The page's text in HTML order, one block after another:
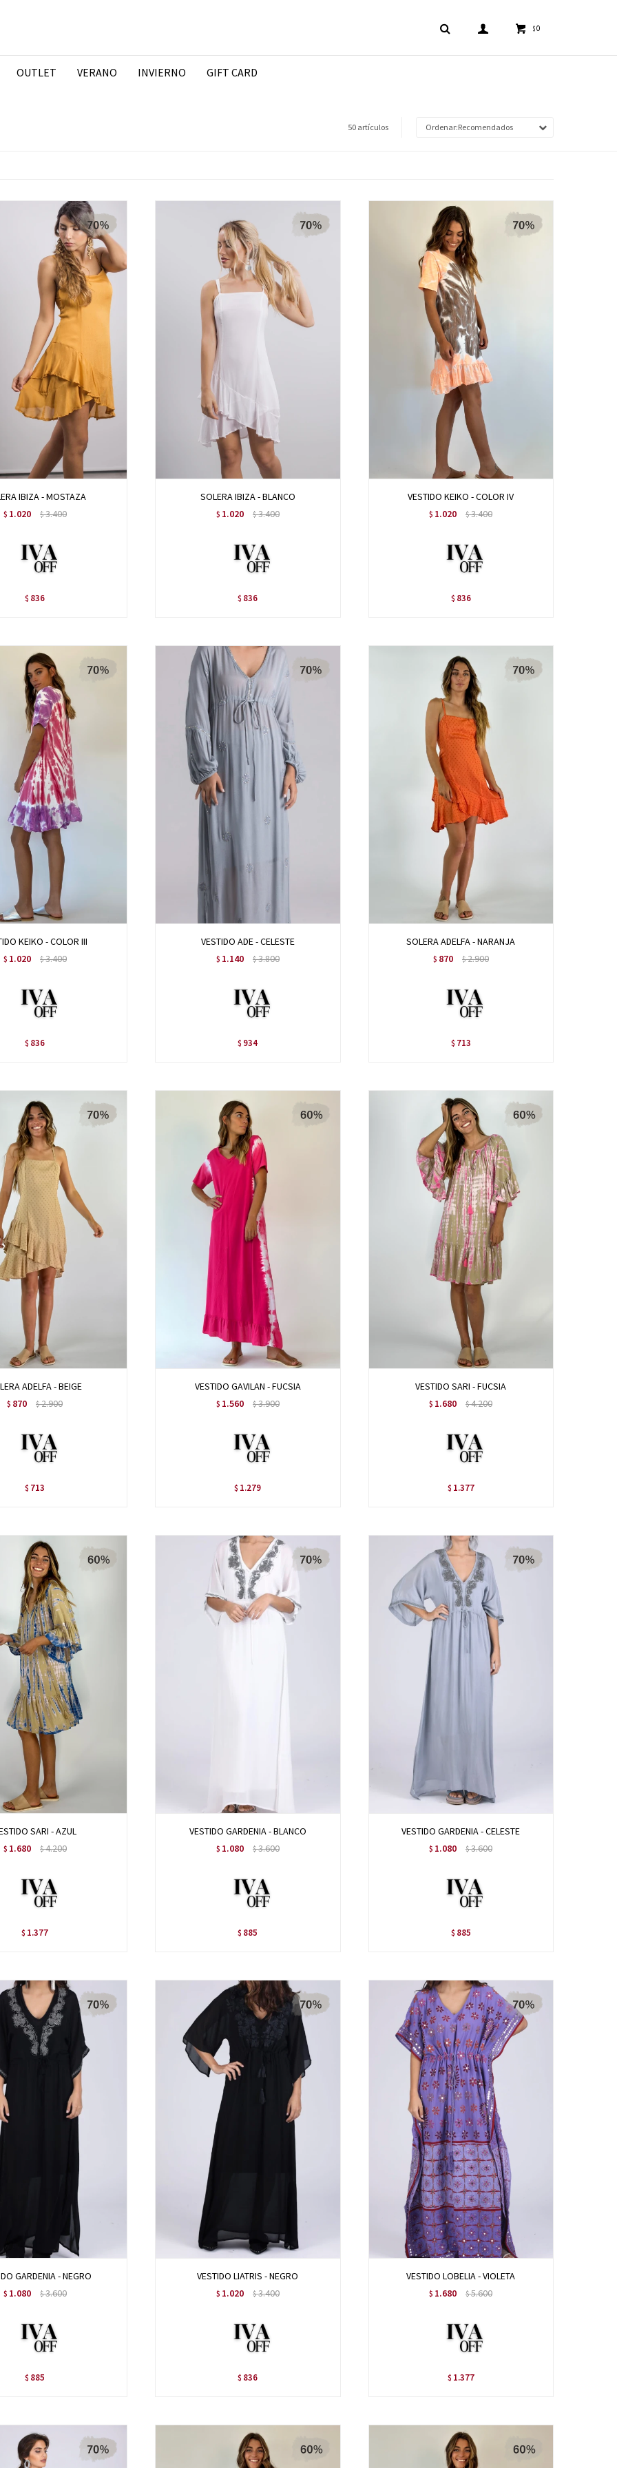
OUTLET VERANO INVIERNO GIFT CARD
$0
50 artículos Recomendados
IBIZA - MOSTAZA
$ 1.020 $3.400
$ 836
SOLERA IBIZA - BLANCO
$ 1.020 $3.400
$ 836
VESTIDO KEIKO - COLOR IV
$ 1.020 $3.400
$ 836
KEIKO - COLOR III
$ 1.020 $3.400
$ 836
VESTIDO ADE - CELESTE
$ 1.140 $3.800
$ 934
SOLERA ADELFA - NARANJA
$ 870 $2.900
$ 713
ADELFA - BEIGE
$ 870 $2.900
$ 713
VESTIDO GAVILAN - FUCSIA
$ 1.560 $3.900
$ 1.279
VESTIDO SARI - FUCSIA
$ 1.680 $4.200
$ 1.377
SARI - AZUL
$ 1.680 $4.200
$ 1.377
VESTIDO GARDENIA - BLANCO
$ 1.080 $3.600
$ 885
VESTIDO GARDENIA - CELESTE
$ 1.080 $3.600
$ 885
GARDENIA - NEGRO
$ 1.080 $3.600
$ 885
VESTIDO LIATRIS - NEGRO
$ 1.020 $3.400
$ 836
VESTIDO LOBELIA - VIOLETA
$ 1.680 $5.600
$ 1.377